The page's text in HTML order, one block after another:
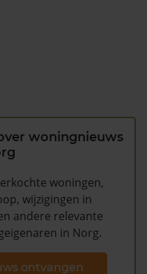
woningnieuws
woningen,
wijzigingen in
andere relevante
in Norg.
ontvangen